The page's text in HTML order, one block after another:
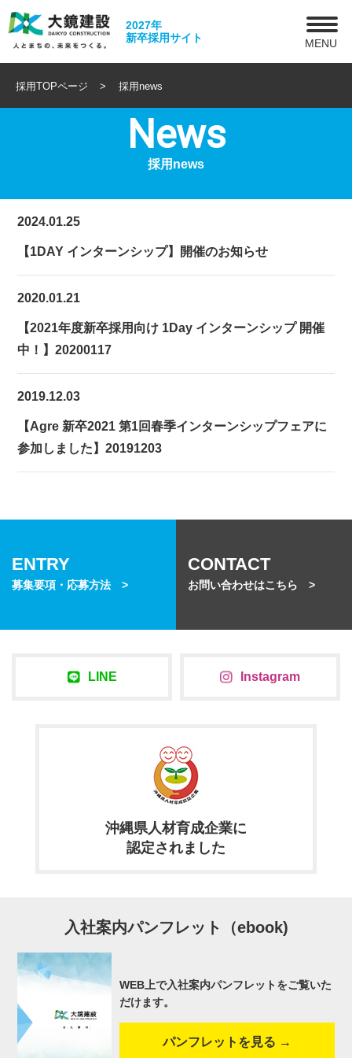
2027年
新卒採用サイト
MENU
採用TOPページ 採用news
News
採用news
2024.01.25
【1DAY インターンシップ】開催のお知らせ
2020.01.21
【2021年度新卒採用向け 1Day インターンシップ 開催
中！】20200117
2019.12.03
【Agre 新卒2021 第1回春季インターンシップフェアに
参加しました】20191203
ENTRY
募集要項・応募方法 >
CONTACT
お問い合わせはこちら >
LINE Instagram
沖縄県人材育成企業に
認定されました
入社案内パンフレット（ebook)
WEB上で入社案内パンフレットをご覧いた
だけます。
パンフレットを見る →